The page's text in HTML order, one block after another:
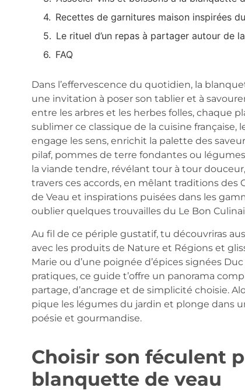
Recettes de garnitures maison inspirées
Le rituel d’un repas à partager autour de
FAQ
Dans l’effervescence du quotidien, la
une invitation à poser son tablier et à
entre les arbres et les herbes folles, chaque
sublimer ce classique de la cuisine française,
engage les sens, enrichit la palette des
pilaf, pommes de terre fondantes ou
la viande tendre, révélant tour à tour
travers ces accords, en mêlant traditions des
de Veau et inspirations puisées dans les
oublier quelques trouvailles du Le Bon
Au fil de ce périple gustatif, tu découvriras
avec les produits de Nature et Régions et
Marie ou d’une poignée d’épices signées
pratiques, ce guide t’offre un panorama
partage, d’ancrage et de simplicité choisie.
pique les légumes du jardin et plonge dans
poésie et gourmandise.
Choisir son féculent
blanquette de veau